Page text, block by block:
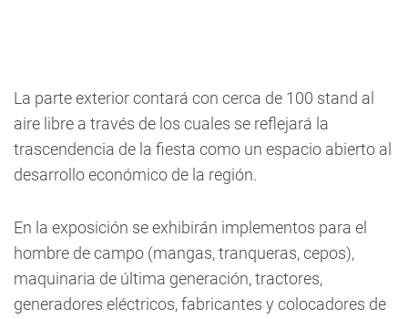
La parte exterior contará con cerca de 100 stand al
aire libre a través de los cuales se reflejará la
trascendencia de la fiesta como un espacio abierto al
desarrollo económico de la región.
En la exposición se exhibirán implementos para el
hombre de campo (mangas, tranqueras, cepos),
maquinaria de última generación, tractores,
generadores eléctricos, fabricantes y colocadores de